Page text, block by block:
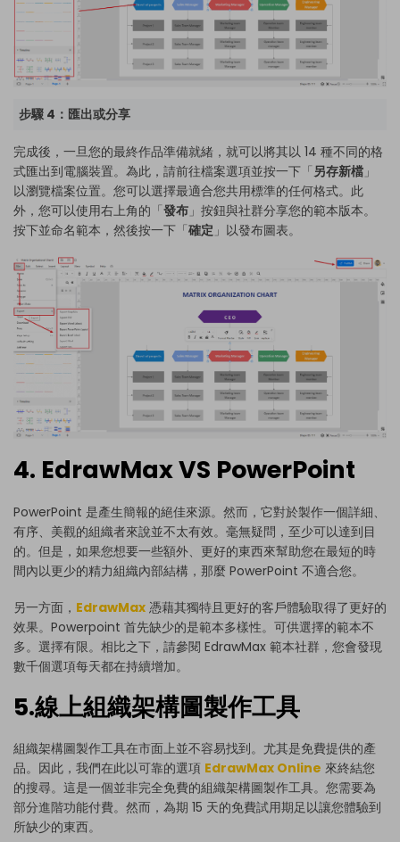
步驟 4：匯出或分享
完成後，一旦您的最終作品準備就緒，就可以將其以 14 種不同的格
式匯出到電腦裝置。為此，請前往檔案選項並按一下「另存新檔 」
以瀏覽檔案位置。您可以選擇最適合您共用標準的任何格式。此
外，您可以使用右上角的「發布 」按鈕與社群分享您的範本版本。
按下並命名範本，然後按一下「確定 」以發布圖表。
4. EdrawMax VS PowerPoint
PowerPoint 是產生簡報的絕佳來源。然而，它對於製作一個詳細、
有序、美觀的組織者來說並不太有效。毫無疑問，至少可以達到目
的。但是，如果您想要一些額外、更好的東西來幫助您在最短的時
間內以更少的精力組織內部結構，那麼 PowerPoint 不適合您。
另一方面， EdrawMax 憑藉其獨特且更好的客戶體驗取得了更好的
效果。Powerpoint 首先缺少的是範本多樣性。可供選擇的範本不
多。選擇有限。相比之下，請參閱 EdrawMax 範本社群，您會發現
數千個選項每天都在持續增加。
5.線上組織架構圖製作工具
組織架構圖製作工具在市面上並不容易找到。尤其是免費提供的產
品。因此，我們在此以可靠的選項 EdrawMax Online 來終結您
的搜尋。這是一個並非完全免費的組織架構圖製作工具。您需要為
部分進階功能付費。然而，為期 15 天的免費試用期足以讓您體驗到
所缺少的東西。